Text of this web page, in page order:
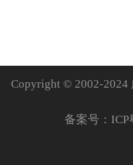
Copyright © 2002-
备案号： ICP